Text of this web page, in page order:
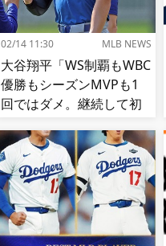
02/14 11:30 MLB NEWS
大谷翔平「WS制覇もWBC
優勝もシーズンMVPも1
回ではダメ。継続して初
る」